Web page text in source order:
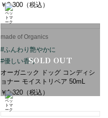
￥3,300（税込）
SOLD OUT
made of Organics
#ふんわり艶やかに
#優しい香り
オーガニック ドッグ コンディシ
ョナー モイストリペア 50mL
￥1,320（税込）